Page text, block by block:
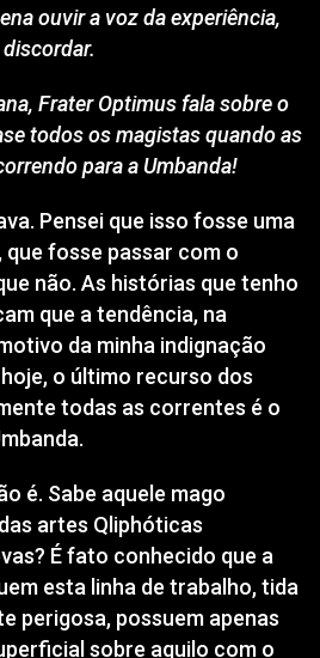
ouvir a voz da experiência,
Frater Optimus fala sobre o
todos os magistas quando as
para a Umbanda!
Pensei que isso fosse uma
que fosse passar com o
não. As histórias que tenho
que a tendência, na
da minha indignação
o último recurso dos
todas as correntes é o
é. Sabe aquele mago
artes Qliphóticas
É fato conhecido que a
esta linha de trabalho, tida
perigosa, possuem apenas
sobre aquilo com o